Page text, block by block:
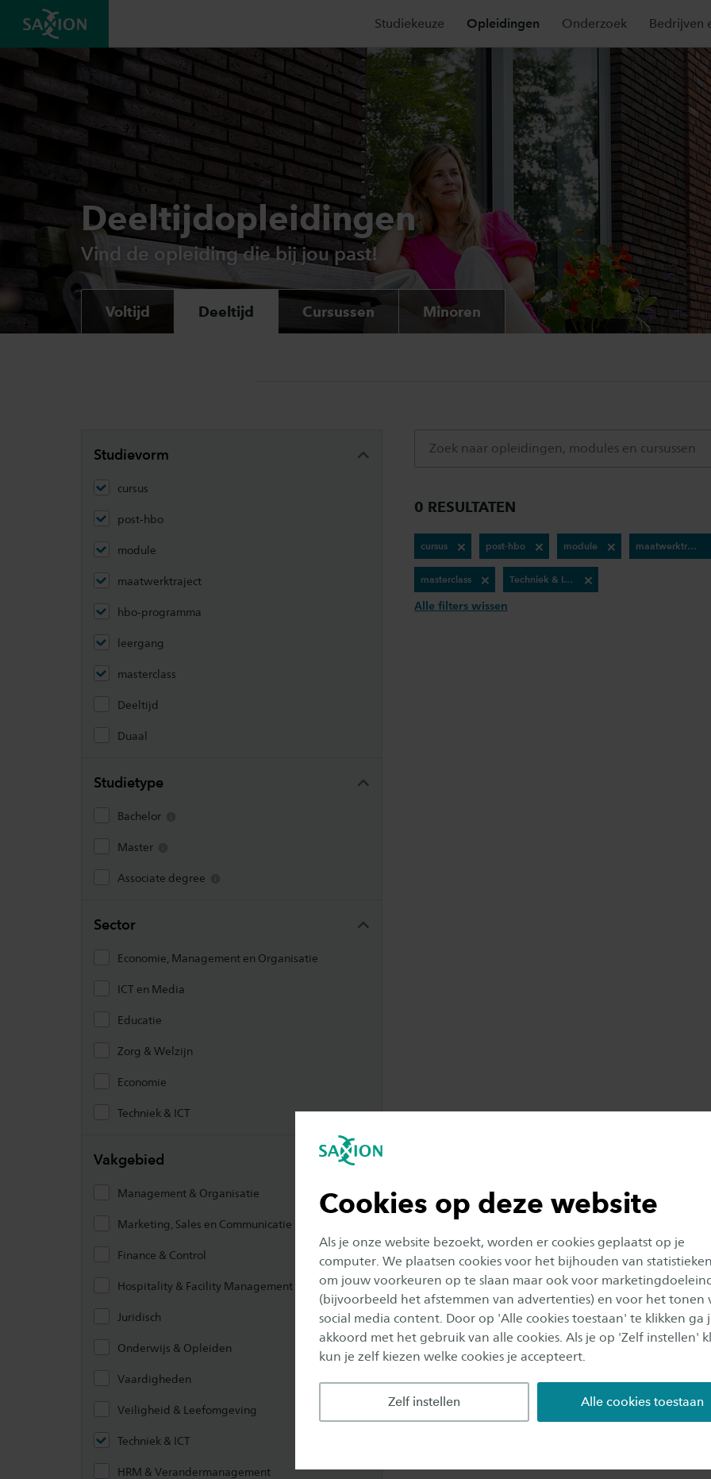
Cookies op deze website
Als je onze website bezoekt, worden er cookies geplaatst op je
computer. We plaatsen cookies voor het bijhouden van
om jouw voorkeuren op te slaan maar ook voor
(bijvoorbeeld het afstemmen van advertenties) en voor het tonen
social media content. Door op 'Alle cookies toestaan' te klikken ga
akkoord met het gebruik van alle cookies. Als je op 'Zelf instellen'
kun je zelf kiezen welke cookies je accepteert.
Zelf instellen Alle cookies toestaan
Studiekeuze Opleidingen Onderzoek Bedrijven
Deeltijdopleidingen
Vind de opleiding die bij jou past!
Voltijd Deeltijd Cursussen Minoren
Studievorm
cursus
post-hbo
module
maatwerktraject
hbo-programma
leergang
masterclass
Deeltijd
Duaal
Studietype
Bachelor
Master
Associate degree
Sector
Economie, Management en Organisatie
ICT en Media
Educatie
Zorg & Welzijn
Economie
Techniek & ICT
Vakgebied
Management & Organisatie
Marketing, Sales en Communicatie
Finance & Control
Hospitality & Facility Management
Juridisch
Onderwijs & Opleiden
Vaardigheden
Veiligheid & Leefomgeving
Techniek & ICT
HRM & Verandermanagement
0 RESULTATEN
cursus post-hbo module maatwerktraject
masterclass Techniek & ICT
Alle filters wissen